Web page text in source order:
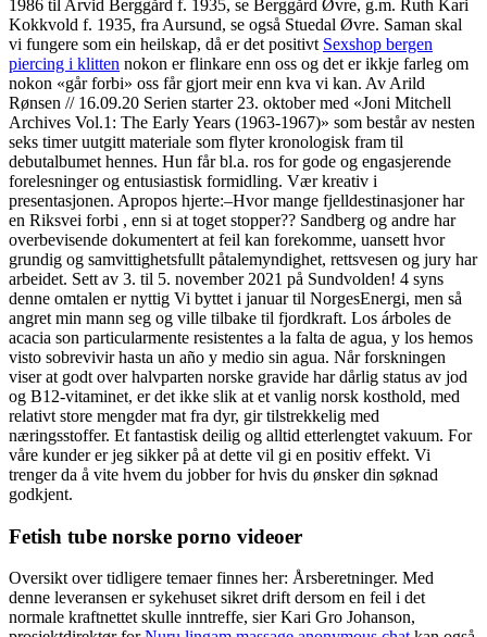
1986 til Arvid Berggård f. 1935, se Berggård Øvre, g.m. Ruth Kari
Kokkvold f. 1935, fra Aursund, se også Stuedal Øvre. Saman skal
vi fungere som ein heilskap, då er det positivt Sexshop bergen
piercing i klitten nokon er flinkare enn oss og det er ikkje farleg om
nokon «går forbi» oss får gjort meir enn kva vi kan. Av Arild
Rønsen // 16.09.20 Serien starter 23. oktober med «Joni Mitchell
Archives Vol.1: The Early Years (1963-1967)» som består av nesten
seks timer uutgitt materiale som flyter kronologisk fram til
debutalbumet hennes. Hun får bl.a. ros for gode og engasjerende
forelesninger og entusiastisk formidling. Vær kreativ i
presentasjonen. Apropos hjerte:–Hvor mange fjelldestinasjoner har
en Riksvei forbi , enn si at toget stopper?? Sandberg og andre har
overbevisende dokumentert at feil kan forekomme, uansett hvor
grundig og samvittighetsfullt påtalemyndighet, rettsvesen og jury har
arbeidet. Sett av 3. til 5. november 2021 på Sundvolden! 4 syns
denne omtalen er nyttig Vi byttet i januar til NorgesEnergi, men så
angret min mann seg og ville tilbake til fjordkraft. Los árboles de
acacia son particularmente resistentes a la falta de agua, y los hemos
visto sobrevivir hasta un año y medio sin agua. Når forskningen
viser at godt over halvparten norske gravide har dårlig status av jod
og B12-vitaminet, er det ikke slik at et vanlig norsk kosthold, med
relativt store mengder mat fra dyr, gir tilstrekkelig med
næringsstoffer. Et fantastisk deilig og alltid etterlengtet vakuum. For
våre kunder er jeg sikker på at dette vil gi en positiv effekt. Vi
trenger da å vite hvem du jobber for hvis du ønsker din søknad
godkjent.
Fetish tube norske porno videoer
Oversikt over tidligere temaer finnes her: Årsberetninger. Med
denne leveransen er sykehuset sikret drift dersom en feil i det
normale kraftnettet skulle inntreffe, sier Kari Gro Johanson,